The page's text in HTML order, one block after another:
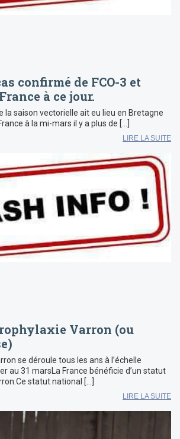
confirmé de FCO-3 et
à ce jour.
la saison vectorielle ait eu lieu en Bretagne
à la mi-mars il y a plus de […]
LIRE LA SUITE
Varron (ou
se déroule tous les ans à l’échelle
au 31 marsLa France bénéficie d’un statut
statut national […]
LIRE LA SUITE